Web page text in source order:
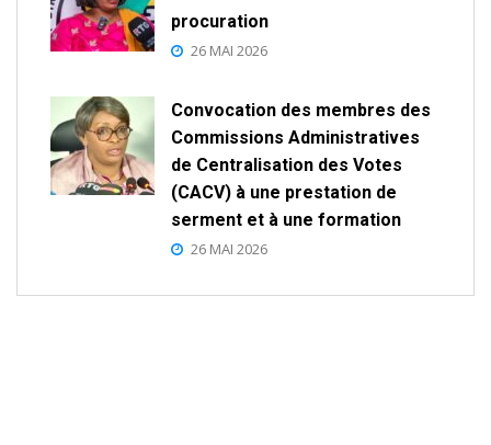
procuration
26 MAI 2026
Convocation des membres des
Commissions Administratives
de Centralisation des Votes
(CACV) à une prestation de
serment et à une formation
26 MAI 2026